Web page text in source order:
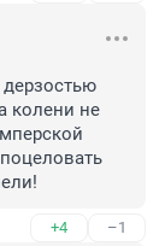
колени не
+4 –1